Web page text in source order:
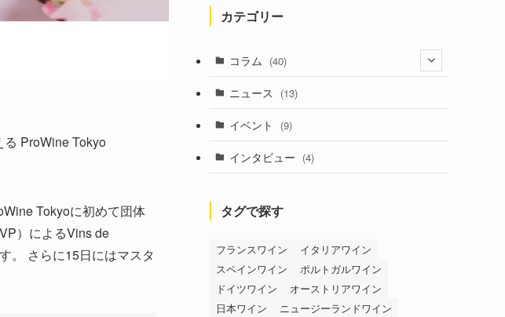
ProWine Tokyo
Tokyoに初めて団体
）によるVins de
。 さらに15日にはマスタ
カテゴリー
コラム (40)
(1)
(6)
ニュース (13)
イベント (9)
インタビュー (4)
タグで探す
フランスワイン
イタリアワイン
スペインワイン
ポルトガルワイン
ドイツワイン
オーストリアワイン
日本ワイン
ニュージーランドワイン